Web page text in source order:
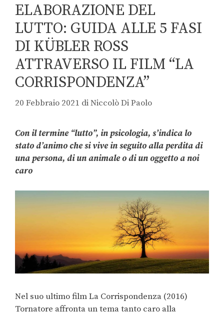
ELABORAZIONE DEL
LUTTO: GUIDA ALLE 5 FASI
DI KÜBLER ROSS
ATTRAVERSO IL FILM “LA
CORRISPONDENZA”
20 Febbraio 2021 diNiccolò Di Paolo
Con il termine “lutto”, in psicologia, s’indica lo
stato d’animo che si vive in seguito alla perdita di
una persona, di un animale o di un oggetto a noi
caro
Nel suo ultimo film La Corrispondenza (2016)
Tornatore affronta un tema tanto caro alla